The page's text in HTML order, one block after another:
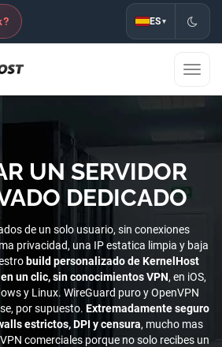
ES ▾
UN SERVIDOR
DEDICADO
de un solo usuario, sin conexiones
privacidad, una IP estatica limpia y baja
build personalizado de KernelHost
un clic, sin conocimientos VPN, en iOS,
y Linux. WireGuard puro y OpenVPN
por supuesto. Extremadamente seguro
estrictos, DPI y censura, mucho mas
comerciales porque no solo recibes un